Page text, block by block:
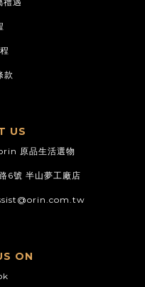
款
US
原品生活選物
6號 半山夢工廠店
ON